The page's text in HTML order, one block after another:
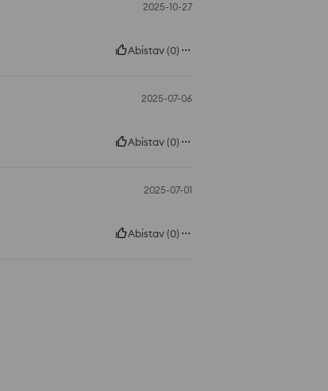
2025-10-27
Abistav(0)
2025-07-06
Abistav(0)
2025-07-01
Abistav(0)